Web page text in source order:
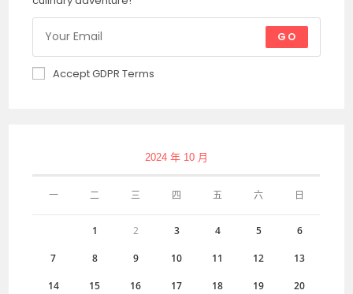
GO
Accept GDPR Terms
2024 年 10 月
一 二 三 四 五 六 日
1 2 3 4 5 6
7 8 9 10 11 12 13
14 15 16 17 18 19 20